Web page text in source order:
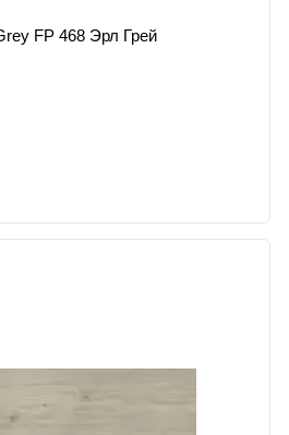
FP 468 Эрл Грей